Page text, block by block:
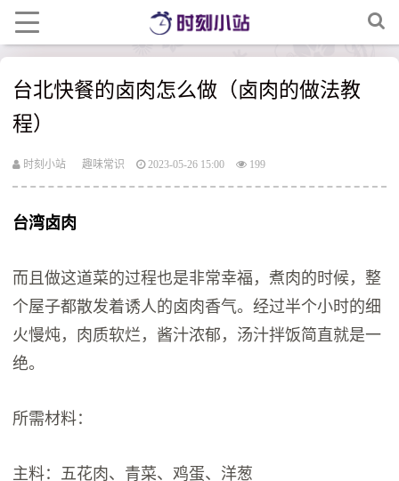
台北快餐的卤肉怎么做（卤肉的做法教
程）
时刻小站 趣味常识 2023-05-26 15:00 199
台湾卤肉
而且做这道菜的过程也是非常幸福，煮肉的时候，整
个屋子都散发着诱人的卤肉香气。经过半个小时的细
火慢炖，肉质软烂，酱汁浓郁，汤汁拌饭简直就是一
绝。
所需材料：
主料：五花肉、青菜、鸡蛋、洋葱